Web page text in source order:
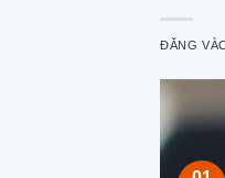
ĐĂNG